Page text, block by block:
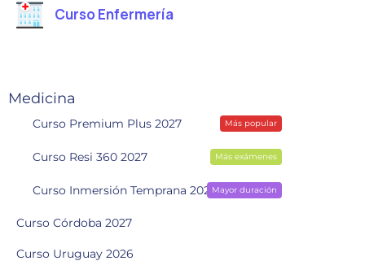
Curso Enfermería
Medicina
Curso Premium Plus 2027 Más popular
Curso Resi 360 2027 Más exámenes
Curso Inmersión Temprana 2028Mayor duración
Curso Córdoba 2027
Curso Uruguay 2026